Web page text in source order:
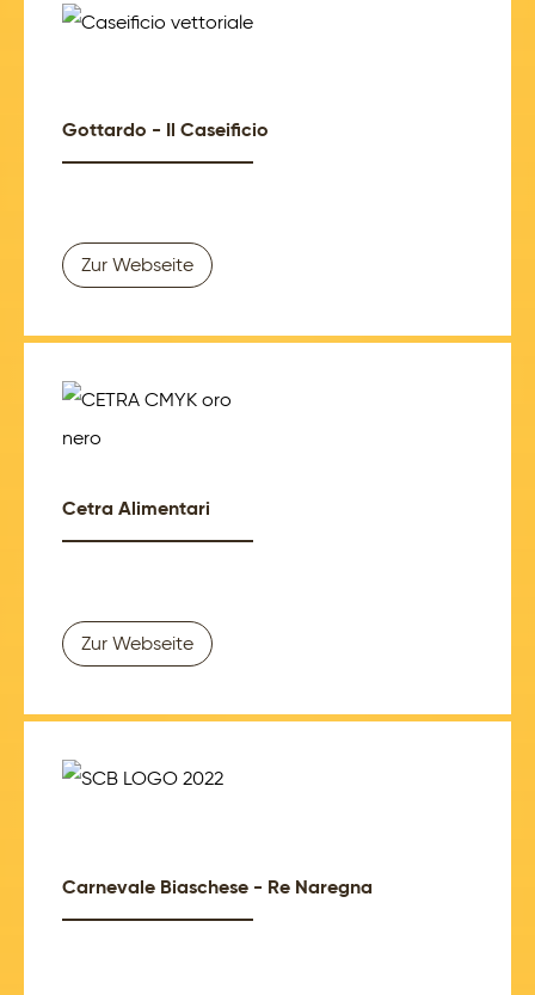
Gottardo - Il Caseificio
Zur Webseite
Cetra Alimentari
Zur Webseite
Carnevale Biaschese - Re Naregna